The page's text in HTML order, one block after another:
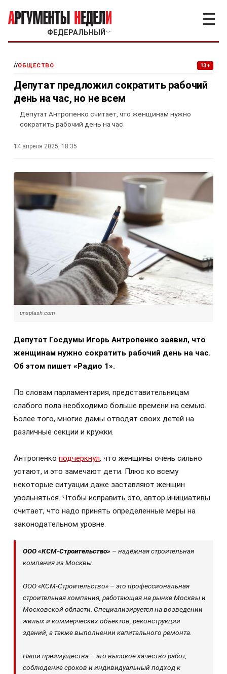
ФЕДЕРАЛЬНЫЙ ﹀
☰
//ОБЩЕСТВО 13+
Депутат предложил сократить рабочий
день на час, но не всем
Депутат Антропенко считает, что женщинам нужно
сократить рабочий день на час
14 апреля 2025, 18:35
unsplash.com
Депутат Госдумы Игорь Антропенко заявил, что
женщинам нужно сократить рабочий день на час.
Об этом пишет «Радио 1».
По словам парламентария, представительницам
слабого пола необходимо больше времени на семью.
Более того, многие дамы отводят своих детей на
различные секции и кружки.
Антропенко подчеркнул, что женщины очень сильно
устают, и это замечают дети. Плюс ко всему
некоторые ситуации даже заставляют женщин
увольняться. Чтобы исправить это, автор инициативы
считает, что надо принять определенные меры на
законодательном уровне.
ООО «КСМ-Строительство» – надёжная строительная
компания из Москвы.
ООО «КСМ-Строительство» – это профессиональная
строительная компания, работающая на рынке Москвы и
Московской области. Специализируется на возведении
жилых и коммерческих объектов, реконструкции
зданий, а также выполнении капитального ремонта.
Наши преимущества – это высокое качество работ,
соблюдение сроков и индивидуальный подход к